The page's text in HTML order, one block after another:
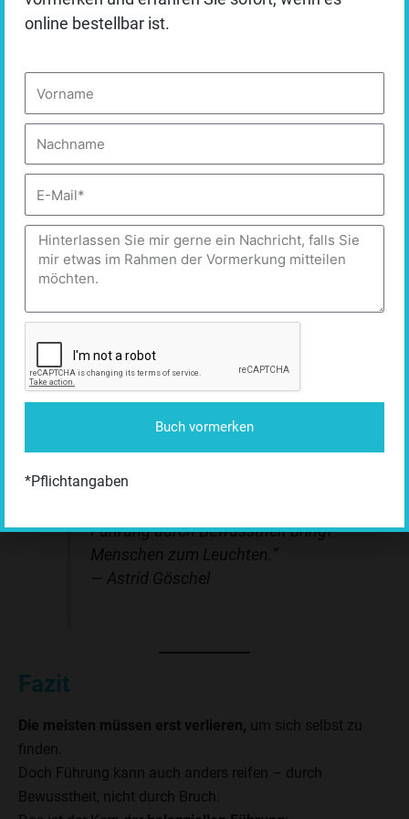
spüren:Er ist echt.
Sie bringt Entlastung – für die Führungskraft ebenso wie
für das Umfeld.
Anspannung weicht Vertrauen, Inszenierung weicht
Präsenz.
„Echte Führung braucht keine
perfekte Haltung.
Sie wirkt, weil sie aus Bewusstheit
kommt, nicht aus Körperspannung.“
Und das ist der Moment, in dem Autorität entsteht – nicht
„Führung durch Kontrolle hält
Führung durch Bewusstheit bringt
Menschen zum Leuchten.“
— Astrid Göschel
Fazit
Die meisten müssen erst verlieren, um sich selbst zu
finden.
Doch Führung kann auch anders reifen – durch
Bewusstheit, nicht durch Bruch.
Personalisieren
DATENSCHUTZBEDINGUNGEN
online bestellbar ist.
Mail
Nachricht
Buch vormerken
*Pflichtangaben